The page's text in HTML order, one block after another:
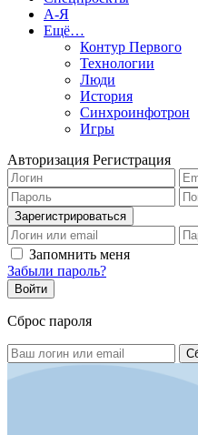
А-Я
Ещё…
Контур Первого
Технологии
Люди
История
Синхроинфотрон
Игры
Авторизация Регистрация
Запомнить меня
Забыли пароль?
Сброс пароля